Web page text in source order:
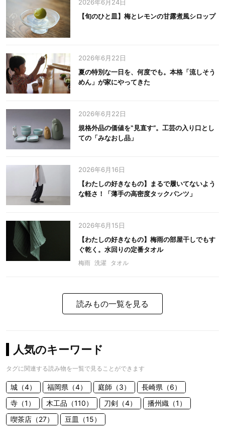
2026年6月24日
【旬のひと皿】梅とレモンの甘露煮風シロップ
2026年6月22日
夏の特別な一日を、何度でも。本格「流しそう
めん」が家にやってきた
2026年6月22日
規格外品の価値を‟見直す”。工芸の入り口とし
ての「みなおし品」
2026年6月16日
【わたしの好きなもの】まるで履いてないよう
な軽さ！「薄手の高密度タックパンツ」
2026年6月15日
【わたしの好きなもの】梅雨の部屋干しでもす
ぐ乾く。水回りの定番タオル
梅雨 洗濯 タオル
読みもの一覧を見る
人気のキーワード
タグに関連する読み物を一覧で見ることができます
城（4） 福岡県（4） 庭師（3）
長崎県（6）
寺（1）
木工品（110） 刀剣（4）
播州織（1）
喫茶店（27）
豆皿（15）